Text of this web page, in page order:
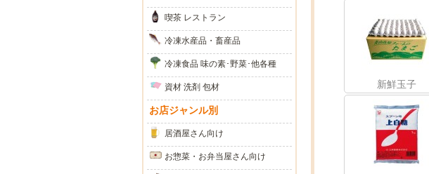
喫茶 レストラン
冷凍水産品・畜産品
冷凍食品 味の素･野菜･他各種
資材 洗剤 包材
お店ジャンル別
居酒屋さん向け
お惣菜・お弁当屋さん向け
新鮮玉子